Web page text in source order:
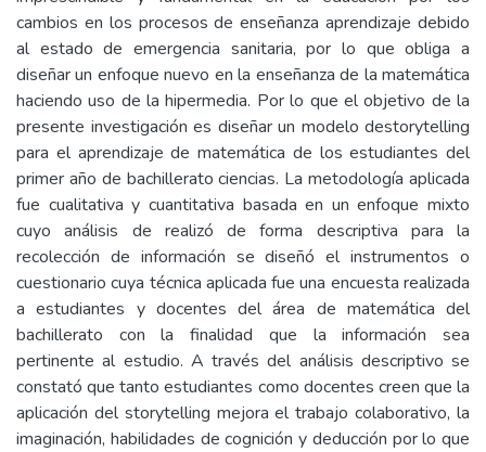
cambios en los procesos de enseñanza aprendizaje debido
al estado de emergencia sanitaria, por lo que obliga a
diseñar un enfoque nuevo en la enseñanza de la matemática
haciendo uso de la hipermedia. Por lo que el objetivo de la
presente investigación es diseñar un modelo destorytelling
para el aprendizaje de matemática de los estudiantes del
primer año de bachillerato ciencias. La metodología aplicada
fue cualitativa y cuantitativa basada en un enfoque mixto
cuyo análisis de realizó de forma descriptiva para la
recolección de información se diseñó el instrumentos o
cuestionario cuya técnica aplicada fue una encuesta realizada
a estudiantes y docentes del área de matemática del
bachillerato con la finalidad que la información sea
pertinente al estudio. A través del análisis descriptivo se
constató que tanto estudiantes como docentes creen que la
aplicación del storytelling mejora el trabajo colaborativo, la
imaginación, habilidades de cognición y deducción por lo que